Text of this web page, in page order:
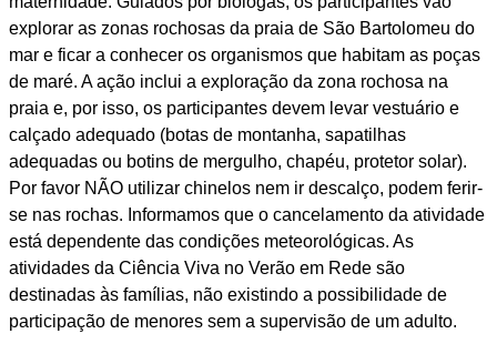
explorar as zonas rochosas da praia de São Bartolomeu do
mar e ficar a conhecer os organismos que habitam as poças
de maré. A ação inclui a exploração da zona rochosa na
praia e, por isso, os participantes devem levar vestuário e
calçado adequado (botas de montanha, sapatilhas
adequadas ou botins de mergulho, chapéu, protetor solar).
Por favor NÃO utilizar chinelos nem ir descalço, podem ferir-
se nas rochas. Informamos que o cancelamento da atividade
está dependente das condições meteorológicas. As
atividades da Ciência Viva no Verão em Rede são
destinadas às famílias, não existindo a possibilidade de
participação de menores sem a supervisão de um adulto.